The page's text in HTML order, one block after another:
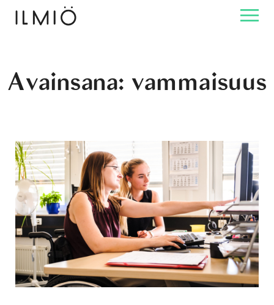
Avainsana: vammaisuus